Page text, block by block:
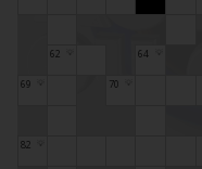
62 64
69 70
82